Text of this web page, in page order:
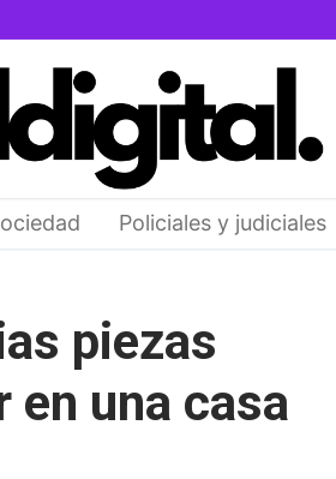
Policiales y judiciales
piezas
en una casa